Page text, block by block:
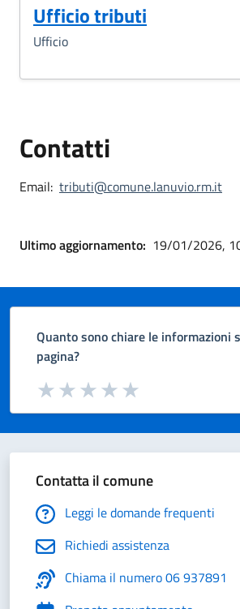
Ufficio tributi
Ufficio
Contatti
Email: tributi@comune.lanuvio.rm.it
Ultimo aggiornamento: 19/01/2026,
Quanto sono chiare le informazioni
pagina?
Valuta da 1 a 5 stelle la pagina
Valuta 5 stelle su 5
Valuta 4 stelle su 5
Valuta 3 stelle su 5
Valuta 2 stelle su 5
Valuta 1 stelle su 5
Contatta il comune
Leggi le domande frequenti
Richiedi assistenza
Chiama il numero 06 937891